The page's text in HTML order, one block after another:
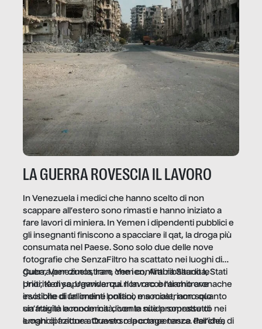
LA GUERRA ROVESCIA IL LAVORO
In Venezuela i medici che hanno scelto di non
scappare all’estero sono rimasti e hanno iniziato a
fare lavori di miniera. In Yemen i dipendenti pubblici e
gli insegnanti finiscono a spacciare il qat, la droga più
consumata nel Paese. Sono solo due delle nove
fotografie che SenzaFiltro ha scattato nei luoghi di
guerra per dimostrare che i conflitti ribaltano le
priorità di sopravvivenza. Il lavoro è l’architrave
invisibile di un ordine politico e sociale, non solo
un’attività economica: diventa nitida soprattutto nei
luoghi di frattura. Questo reportage nasce dall’idea
Cuba, Venezuela, Iran, Yemen, Arabia Saudita, Stati
Uniti, Kenya, Uganda: qui non raccontiamo cronache
esotiche di fallimenti lontani, ma mostriamo quanto
sia fragile la modernità, con le sue promesse di
emancipazione attraverso la competenza. Perché, di